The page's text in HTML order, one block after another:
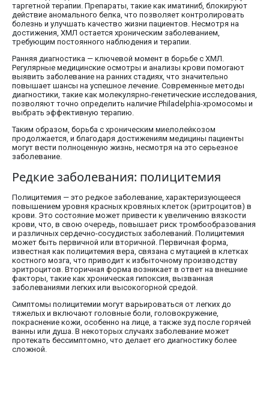
таргетной терапии. Препараты, такие как иматиниб, блокируют
действие аномального белка, что позволяет контролировать
болезнь и улучшать качество жизни пациентов. Несмотря на
достижения, ХМЛ остается хроническим заболеванием,
требующим постоянного наблюдения и терапии.
Ранняя диагностика — ключевой момент в борьбе с ХМЛ.
Регулярные медицинские осмотры и анализы крови помогают
выявить заболевание на ранних стадиях, что значительно
повышает шансы на успешное лечение. Современные методы
диагностики, такие как молекулярно-генетические исследования,
позволяют точно определить наличие Philadelphia-хромосомы и
выбрать эффективную терапию.
Таким образом, борьба с хроническим миелолейкозом
продолжается, и благодаря достижениям медицины пациенты
могут вести полноценную жизнь, несмотря на это серьезное
заболевание.
Редкие заболевания: полицитемия
Полицитемия — это редкое заболевание, характеризующееся
повышением уровня красных кровяных клеток (эритроцитов) в
крови. Это состояние может привести к увеличению вязкости
крови, что, в свою очередь, повышает риск тромбообразования
и различных сердечно-сосудистых заболеваний. Полицитемия
может быть первичной или вторичной. Первичная форма,
известная как полицитемия вера, связана с мутацией в клетках
костного мозга, что приводит к избыточному производству
эритроцитов. Вторичная форма возникает в ответ на внешние
факторы, такие как хроническая гипоксия, вызванная
заболеваниями легких или высокогорной средой.
Симптомы полицитемии могут варьироваться от легких до
тяжелых и включают головные боли, головокружение,
покраснение кожи, особенно на лице, а также зуд после горячей
ванны или душа. В некоторых случаях заболевание может
протекать бессимптомно, что делает его диагностику более
сложной.